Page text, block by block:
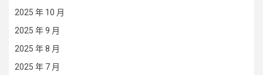
2025 年 10 月
2025 年 9 月
2025 年 8 月
2025 年 7 月